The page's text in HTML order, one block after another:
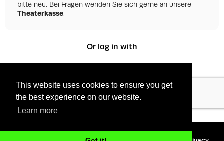
This website uses cookies to ensure you get
the best experience on our website.
Learn more
bitte neu. Bei Fragen wenden Sie sich gerne an unsere
Theaterkasse.
Or log in with
Facebook